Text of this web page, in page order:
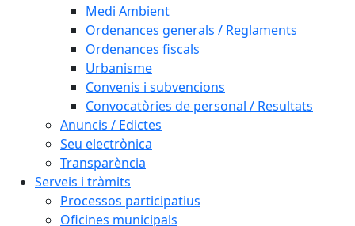
Medi Ambient
Ordenances generals / Reglaments
Ordenances fiscals
Urbanisme
Convenis i subvencions
Convocatòries de personal / Resultats
Anuncis / Edictes
Seu electrònica
Transparència
Serveis i tràmits
Processos participatius
Oficines municipals